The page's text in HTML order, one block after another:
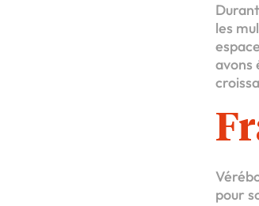
les
avons
pour